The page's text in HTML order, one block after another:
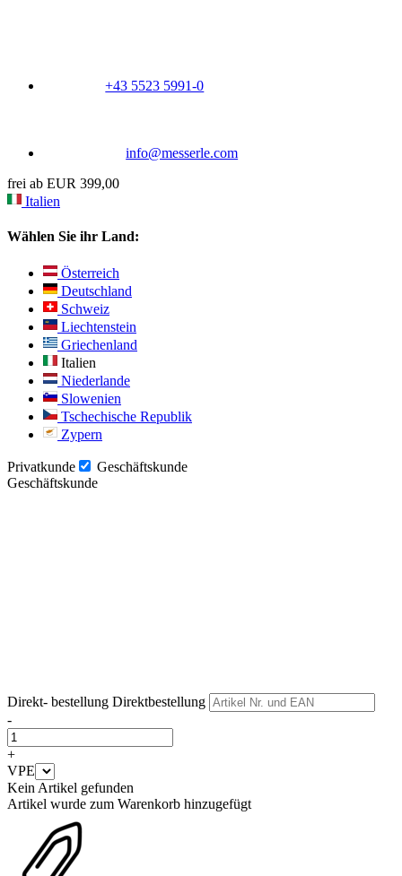
+43 5523 5991-0
info@messerle.com
frei ab EUR 399,00
Italien
Wählen Sie ihr Land:
Österreich
Deutschland
Schweiz
Liechtenstein
Griechenland
Italien
Niederlande
Slowenien
Tschechische Republik
Zypern
Privatkunde
Geschäftskunde
Geschäftskunde
Direkt- bestellung Direktbestellung
-
+
VPE
Kein Artikel gefunden
Artikel wurde zum Warenkorb hinzugefügt